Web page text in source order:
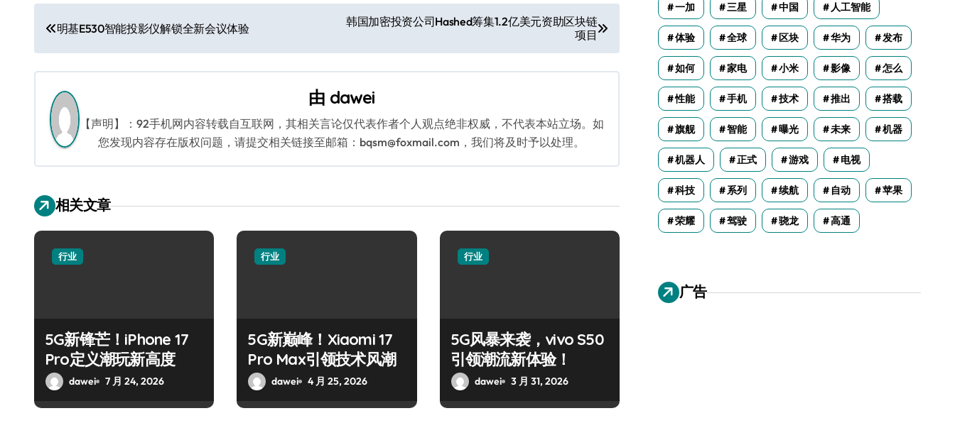
文
章
导
航
明基E530智能投影仪解锁全新会议体验
韩国加密投资公司Hashed筹集1.2亿美元资助区块链
项目
由 dawei
【声明】：92手机网内容转载自互联网，其相关言论仅代表作者个人观点绝非权威，不代表本站立场。如
您发现内容存在版权问题，请提交相关链接至邮箱：bqsm@foxmail.com，我们将及时予以处理。
相关文章
行业
5G新锋芒！iPhone 17
Pro定义潮玩新高度
dawei 7 月 24, 2026
行业
5G新巅峰！Xiaomi 17
Pro Max引领技术风潮
dawei 4 月 25, 2026
行业
5G风暴来袭，vivo S50
引领潮流新体验！
dawei 3 月 31, 2026
一加 三星 中国 人工智能
体验 全球 区块 华为 发布
如何 家电 小米 影像 怎么
性能 手机 技术 推出 搭载
旗舰 智能 曝光 未来 机器
机器人 正式 游戏 电视
科技 系列 续航 自动 苹果
荣耀 驾驶 骁龙 高通
广告